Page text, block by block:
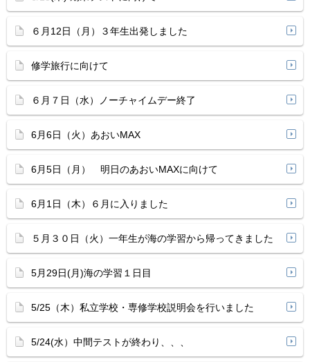
６月12日（月）３年生出発しました
修学旅行に向けて
６月７日（水）ノーチャイムデー終了
6月6日（火）あおいMAX
6月5日（月） 明日のあおいMAXに向けて
6月1日（木）６月に入りました
５月３０日（火）一年生が海の学習から帰ってきました
5月29日(月)海の学習１日目
5/25（木）私立学校・専修学校説明会を行いました
5/24(水）中間テストが終わり、、、